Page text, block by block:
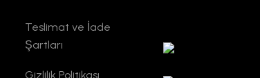
Teslimat ve İade
Şartları
Gizlilik Politikası